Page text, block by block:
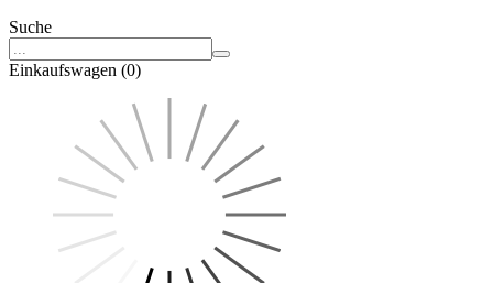
Suche
Einkaufswagen (0)